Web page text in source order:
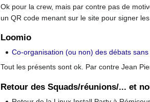
Ok pour la crew, mais par contre pas de
un QR code menant sur le site pour signer
Loomio
Co-organisation (ou non) des débats
Tout les présents sont ok. Par contre Jean
Retour des Squads/réunions/... et